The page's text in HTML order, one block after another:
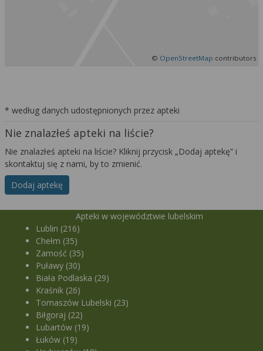
© OpenStreetMap contributors
* według danych udostępnionych przez apteki
Nie znalazłeś apteki na liście?
Nie znalazłeś apteki na liście? Kliknij przycisk „Dodaj aptekę” i
skontaktuj się z nami, by to zmienić.
Dodaj aptekę
Apteki w województwie lubelskim
Lublin (216)
Chełm (35)
Zamość (35)
Puławy (30)
Biała Podlaska (29)
Kraśnik (26)
Tomaszów Lubelski (23)
Biłgoraj (22)
Lubartów (19)
Łuków (19)